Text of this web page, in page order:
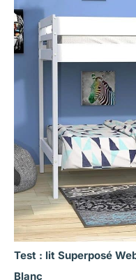
Test : lit Superposé
Blanc